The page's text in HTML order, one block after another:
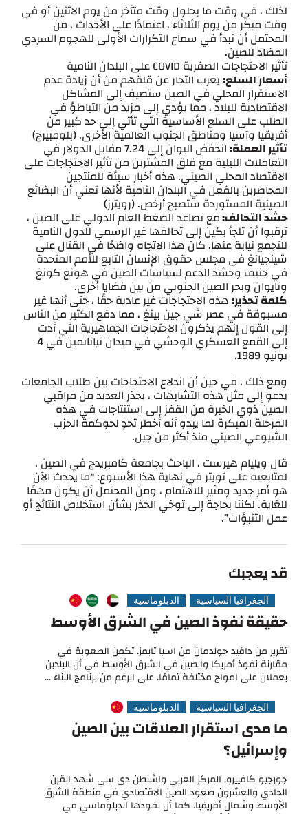
لذلك ، في وقت ما بحلول وقت متأخر من يوم الاثنين أو في
وقت مبكر من يوم الثلاثاء ، اعتمادًا على الأحداث ، من
المحتمل أن نبدأ في سماع التكرارات الأولى للهجوم السردي
المضاد للصين.
تأثير الاحتجاجات الصفرية COVID على البلدان النامية
أسعار السلع:يعرب التجار عن قلقهم من أن زيادة عدم
الاستقرار المحلي في الصين ستضيف إلى المشاكل
الاقتصادية للبلاد ، مما يؤدي إلى مزيد من التباطؤ في
الطلب على السلع الأساسية التي تأتي إلى حد كبير من
أفريقيا وآسيا ومناطق الجنوب العالمية الأخرى. (بلومبيرج)
تأثير العملة: انخفض اليوان إلى 7.24 مقابل الدولار في
التعاملات الليلية مع قلق المشترين من تأثير الاحتجاجات على
الاقتصاد المحلي الصيني. هذه أخبار سيئة للمنتجين
المحاصرين بالفعل في البلدان النامية لأنها تعني أن البضائع
الصينية المستوردة ستصبح أرخص. (رويترز)
حشد التحالف:مع تصاعد الضغط العام الدولي على الصين ،
ترقبوا أن تلجأ بكين إلى تحالفها غير الرسمي للدول النامية
للتجمع نيابة عنها. كان هذا الاتجاه واضحًا في القتال على
شينجيانغ في مجلس حقوق الإنسان التابع للأمم المتحدة
في جنيف وحشد الدعم لسياسات الصين في هونغ كونغ
وتايوان وبحر الصين الجنوبي من بين قضايا أخرى.
كلمة تحذير:هذه الاحتجاجات غير عادية حقًا ، حتى أنها غير
مسبوقة في عصر شي جين بينغ ، مما دفع الكثير من الناس
إلى القول إنهم يذكرون الاحتجاجات الجماهيرية التي أدت
إلى القمع العسكري الوحشي في ميدان تيانانمين في 4
يونيو 1989.
ومع ذلك ، في حين أن اندلاع الاحتجاجات بين طلاب الجامعات
يدعو إلى مثل هذه التشابهات ، يحذر العديد من مراقبي
الصين ذوي الخبرة من القفز إلى استنتاجات في هذه
المرحلة المبكرة لما يبدو أنه أخطر تحدٍ لحوكمة الحزب
الشيوعي الصيني منذ أكثر من جيل.
قال ويليام هيرست ، الباحث بجامعة كامبريدج في الصين ،
لمتابعيه على تويتر في نهاية هذا الأسبوع: “ما يحدث الآن
هو أمر جديد ومثير للاهتمام ، ومن المحتمل أن يكون مهمًا
للغاية. لكننا بحاجة إلى توخي الحذر بشأن استخلاص النتائج أو
عمل التنبؤات”.
قد يعجبك
الجغرافيا السياسية الدبلوماسية
حقيقة نفوذ الصين في الشرق الأوسط
تقرير من دافيد جولدمان من اسيا تايمز. تكمن الصعوبة في
مقارنة نفوذ أمريكا والصين في الشرق الأوسط في أن البلدين
يعملان على امواج مختلفة تمامًا. على الرغم من برنامج البناء ...
الجغرافيا السياسية الدبلوماسية
ما مدى استقرار العلاقات بين الصين
وإسرائيل؟
جورجيو كافييرو, المركز العربي واشنطن دي سي شهد القرن
الحادي والعشرون صعود الصين الاقتصادي في منطقة الشرق
الأوسط وشمال أفريقيا. كما أن نفوذها الدبلوماسي في